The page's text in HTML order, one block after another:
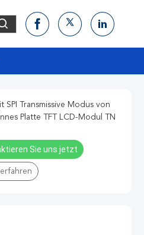
SPI Transmissive Modus von
Platte TFT LCD-Modul TN
Sie uns jetzt